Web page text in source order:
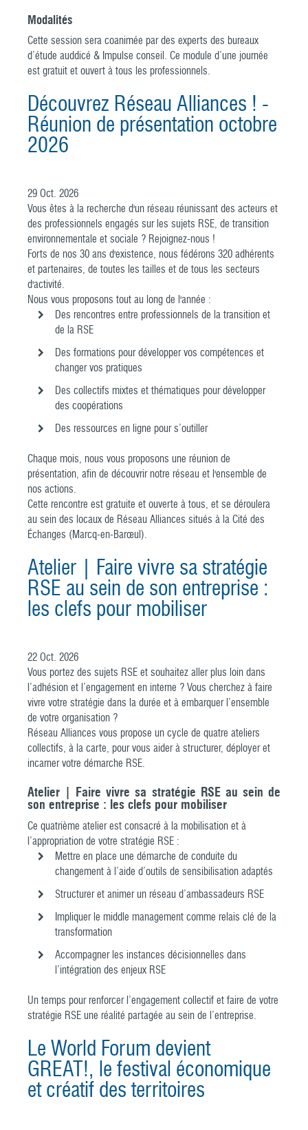
Modalités
Cette session sera coanimée par des experts des bureaux
d’étude auddicé & Impulse conseil. Ce module d’une journée
est gratuit et ouvert à tous les professionnels.
Découvrez Réseau Alliances ! -
Réunion de présentation octobre
2026
29 Oct. 2026
Vous êtes à la recherche d'un réseau réunissant des acteurs et
des professionnels engagés sur les sujets RSE, de transition
environnementale et sociale ? Rejoignez-nous !
Forts de nos 30 ans d'existence, nous fédérons 320 adhérents
et partenaires, de toutes les tailles et de tous les secteurs
d'activité.
Nous vous proposons tout au long de l'année :
Des rencontres entre professionnels de la transition et
de la RSE
Des formations pour développer vos compétences et
changer vos pratiques
Des collectifs mixtes et thématiques pour développer
des coopérations
Des ressources en ligne pour s’outiller
Chaque mois, nous vous proposons une réunion de
présentation, afin de découvrir notre réseau et l'ensemble de
nos actions.
Cette rencontre est gratuite et ouverte à tous, et se déroulera
au sein des locaux de Réseau Alliances situés à la Cité des
Échanges (Marcq-en-Barœul).
Atelier | Faire vivre sa stratégie
RSE au sein de son entreprise :
les clefs pour mobiliser
22 Oct. 2026
Vous portez des sujets RSE et souhaitez aller plus loin dans
l’adhésion et l’engagement en interne ? Vous cherchez à faire
vivre votre stratégie dans la durée et à embarquer l’ensemble
de votre organisation ?
Réseau Alliances vous propose un cycle de quatre ateliers
collectifs, à la carte, pour vous aider à structurer, déployer et
incarner votre démarche RSE.
Atelier | Faire vivre sa stratégie RSE au sein de
son entreprise : les clefs pour mobiliser
Ce quatrième atelier est consacré à la mobilisation et à
l’appropriation de votre stratégie RSE :
Mettre en place une démarche de conduite du
changement à l’aide d’outils de sensibilisation adaptés
Structurer et animer un réseau d’ambassadeurs RSE
Impliquer le middle management comme relais clé de la
transformation
Accompagner les instances décisionnelles dans
l’intégration des enjeux RSE
Un temps pour renforcer l’engagement collectif et faire de votre
stratégie RSE une réalité partagée au sein de l’entreprise.
Le World Forum devient
GREAT!, le festival économique
et créatif des territoires